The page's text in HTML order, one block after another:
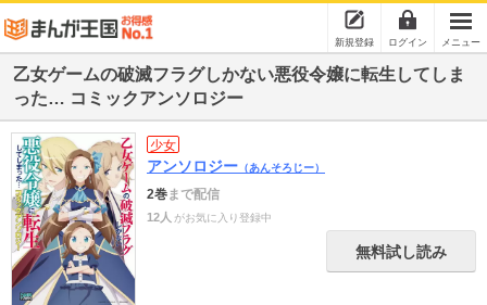
新規登録 ログイン メニュー
乙女ゲームの破滅フラグしかない悪役令嬢に転生してしま
った… コミックアンソロジー
少女
アンソロジー （あんそろじー）
2巻まで配信
12人 がお気に入り登録中
無料試し読み